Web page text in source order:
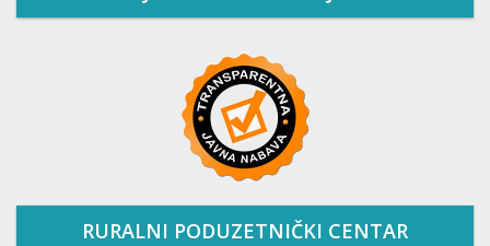
RURALNI PODUZETNIČKI CENTAR